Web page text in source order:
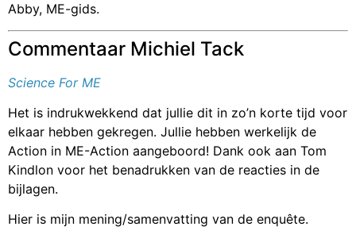
Abby, ME-gids.
Commentaar Michiel Tack
Science For ME
Het is indrukwekkend dat jullie dit in zo’n korte tijd voor
elkaar hebben gekregen. Jullie hebben werkelijk de
Action in ME-Action aangeboord! Dank ook aan Tom
Kindlon voor het benadrukken van de reacties in de
bijlagen.
Hier is mijn mening/samenvatting van de enquête.